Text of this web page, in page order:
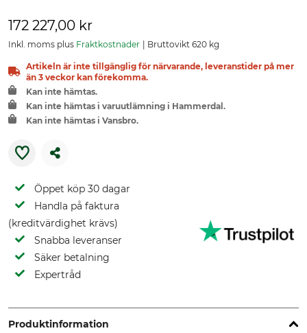
172 227,00 kr
Inkl. moms plus Fraktkostnader Bruttovikt 620 kg
Artikeln är inte tillgänglig för närvarande, leveranstider på mer
än 3 veckor kan förekomma.
Kan inte hämtas.
Kan inte hämtas i varuutlämning i Hammerdal.
Kan inte hämtas i Vansbro.
Öppet köp 30 dagar
Handla på faktura
(kreditvärdighet krävs)
Snabba leveranser
Säker betalning
Expertråd
Produktinformation